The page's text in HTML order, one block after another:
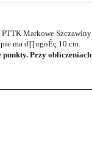
Markowe
ma d∏ugoÊç 10 cm.
Przy